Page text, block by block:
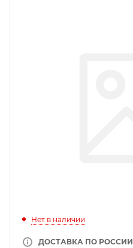
Нет в наличии
ДОСТАВКА ПО РОССИИ